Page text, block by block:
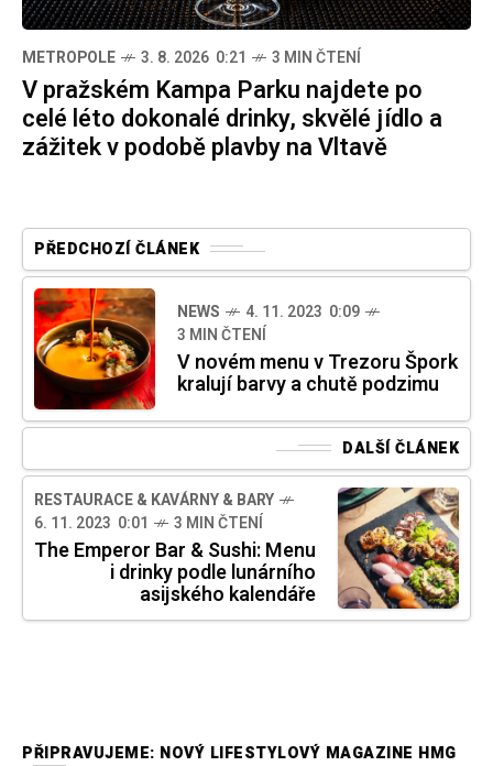
METROPOLE 3. 8. 2026 0:21 3 MIN ČTENÍ
V pražském Kampa Parku najdete po
celé léto dokonalé drinky, skvělé jídlo a
zážitek v podobě plavby na Vltavě
PŘEDCHOZÍ ČLÁNEK
NEWS
4. 11. 2023 0:09
3 MIN ČTENÍ
V novém menu v Trezoru Špork
kralují barvy a chutě podzimu
DALŠÍ ČLÁNEK
RESTAURACE & KAVÁRNY & BARY
6. 11. 2023 0:01
3 MIN ČTENÍ
The Emperor Bar & Sushi: Menu
i drinky podle lunárního
asijského kalendáře
PŘIPRAVUJEME: NOVÝ LIFESTYLOVÝ MAGAZINE HMG